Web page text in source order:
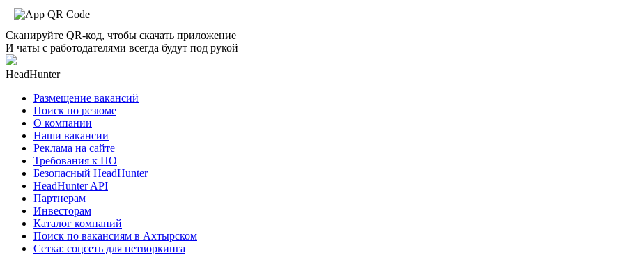
Сканируйте QR-код, чтобы скачать приложение
И чаты с работодателями всегда будут под рукой
HeadHunter
Размещение вакансий
Поиск по резюме
О компании
Наши вакансии
Реклама на сайте
Требования к ПО
Безопасный HeadHunter
HeadHunter API
Партнерам
Инвесторам
Каталог компаний
Поиск по вакансиям в Ахтырском
Сетка: соцсеть для нетворкинга